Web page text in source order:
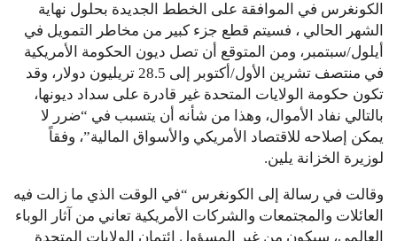
الكونغرس في الموافقة على الخطط الجديدة بحلول نهاية
الشهر الحالي ، فسيتم قطع جزء كبير من مخاطر التمويل في
أيلول/سبتمبر، ومن المتوقع أن تصل ديون الحكومة الأمريكية
في منتصف تشرين الأول/أكتوبر إلى 28.5 تريليون دولار، وقد
تكون حكومة الولايات المتحدة غير قادرة على سداد ديونها،
بالتالي نفاد الأموال، وهذا من شأنه أن يتسبب في “ضرر لا
يمكن إصلاحه للاقتصاد الأمريكي والأسواق المالية”، وفقاً
لوزيرة الخزانة يلين.
وقالت في رسالة إلى الكونغرس “في الوقت الذي ما زالت فيه
العائلات والمجتمعات والشركات الأمريكية تعاني من آثار الوباء
العالمي، سيكون من غير المسؤول ائتمان الولايات المتحدة